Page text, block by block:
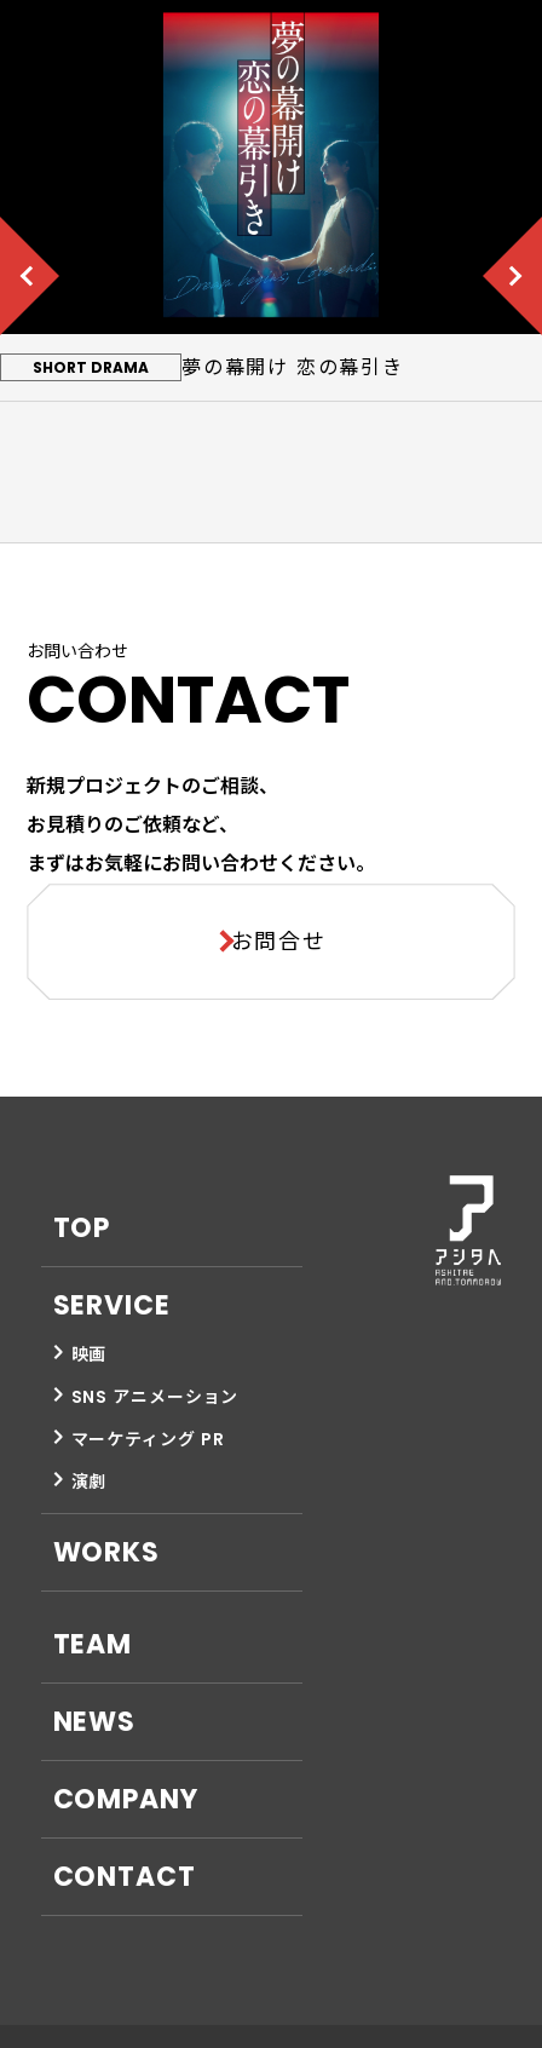
SHORT DRAMA 夢の幕開け 恋の幕引き
お問い合わせ
CONTACT
新規プロジェクトのご相談、
お見積りのご依頼など、
まずはお気軽にお問い合わせください。
お問合せ
TOP
SERVICE
映画
SNS アニメーション
マーケティング PR
演劇
WORKS
TEAM
NEWS
COMPANY
CONTACT